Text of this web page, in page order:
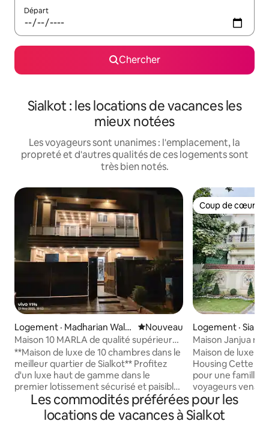
Départ
Chercher
Sialkot : les locations de vacances les
mieux notées
Les voyageurs sont unanimes : l'emplacement, la
propreté et d'autres qualités de ces logements sont
très bien notés.
Logement · Madharian Wala
Kalar
Nouvel hébergement
Nouveau
Maison 10 MARLA de qualité supérieure
avec 5 chambres dans Citti Housing
**Maison de luxe de 10 chambres dans le
meilleur quartier de Sialkot** Profitez
d'un luxe haut de gamme dans le
premier lotissement sécurisé et paisible
de Sialkot. Cette superbe maison de
10 chambres à coucher spacieuses est
Coup de cœur
Coup de cœur
Logement ·
Maison Janjua
design espagnol
Maison de luxe
Housing Cette villa de luxe est parfaite
pour une famille
voyageurs venant
maison est toute
Elle bénéficie de
Les commodités préférées pour les
locations de vacances à Sialkot